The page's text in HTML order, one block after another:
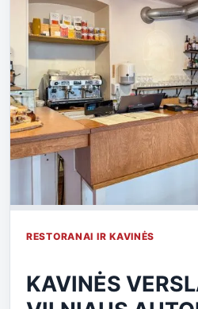
RESTORANAI IR KAVINĖS
KAVINĖS